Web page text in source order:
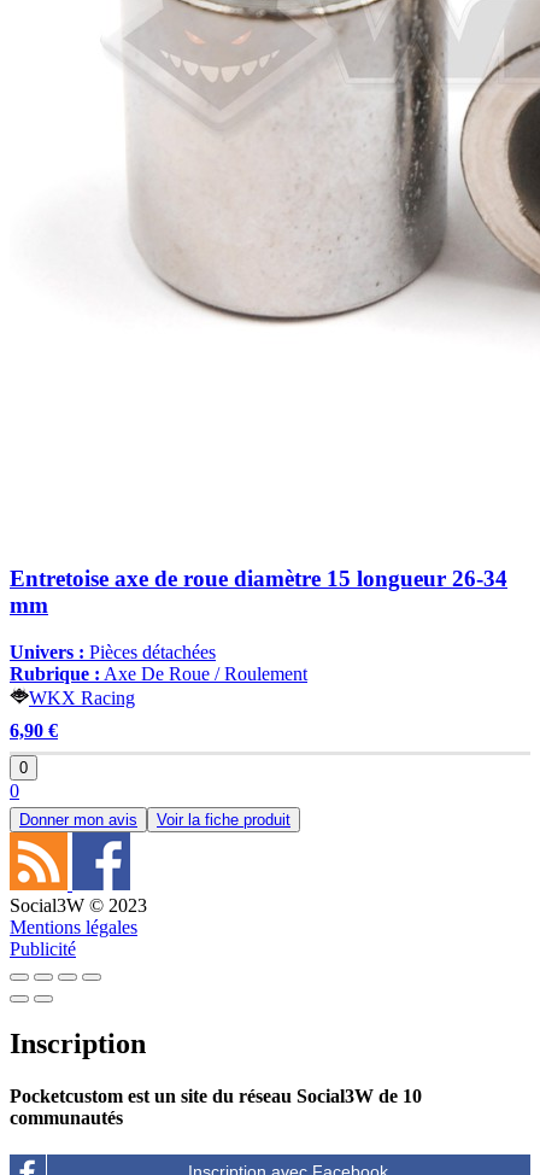
Entretoise axe de roue diamètre 15 longueur 26-34
mm
Univers : Pièces détachées
Rubrique : Axe De Roue / Roulement
WKX Racing
6,90 €
0
0
Donner mon avis Voir la fiche produit
Social3W © 2023
Mentions légales
Publicité
Inscription
Pocketcustom est un site du réseau Social3W de 10
communautés